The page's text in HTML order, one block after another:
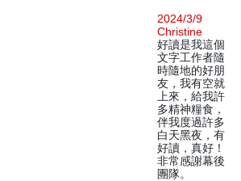
2024/3/9
Christine
好讀是我這個
文字工作者隨
時隨地的好朋
友，我有空就
上來，給我許
多精神糧食，
伴我度過許多
白天黑夜，有
好讀，真好！
非常感謝幕後
團隊。